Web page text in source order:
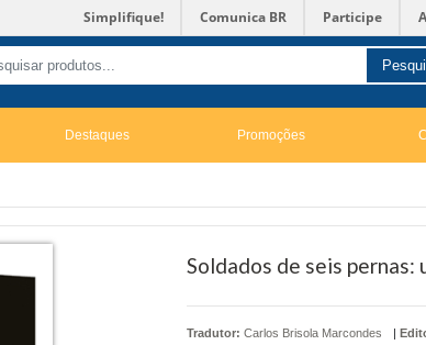
Simplifique! Comunica BR Participe
Destaques Promoções
Soldados de seis pernas:
Tradutor: Carlos Brisola Marcondes |